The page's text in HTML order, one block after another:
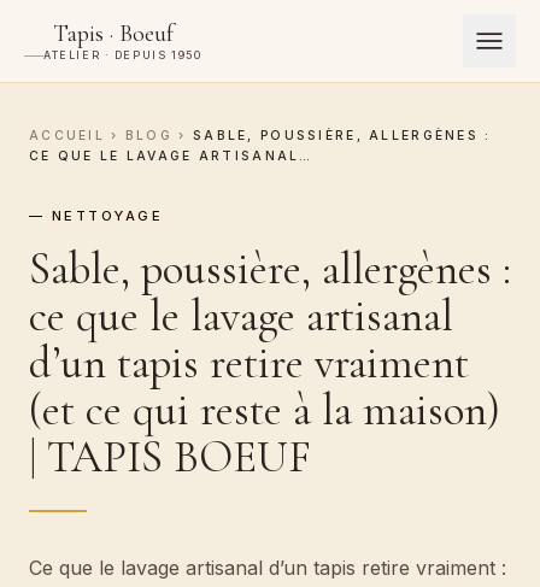
Tapis · Boeuf
ATELIER · DEPUIS 1950
ACCUEIL › BLOG ›
SABLE, POUSSIÈRE, ALLERGÈNES :
CE QUE LE LAVAGE ARTISANAL…
— NETTOYAGE
Sable, poussière, allergènes :
ce que le lavage artisanal
d’un tapis retire vraiment
(et ce qui reste à la maison)
| TAPIS BOEUF
Ce que le lavage artisanal d’un tapis retire vraiment :